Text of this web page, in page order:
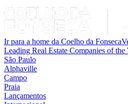
Ir para a home da Coelho da Fonseca
Leading Real Estate Companies of the
São Paulo
Alphaville
Campo
Praia
Lançamentos